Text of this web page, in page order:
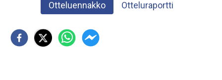
Otteluennakko Otteluraportti